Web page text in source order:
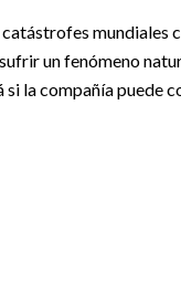
mundiales
un fenómeno
la compañía puede